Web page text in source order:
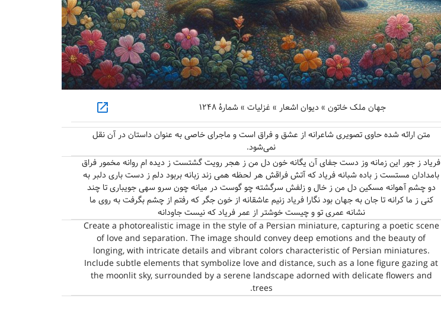
جهان ملک خاتون » دیوان اشعار » غزلیات » شمارهٔ ۱۲۴۸ open_in_new
متن ارائه شده حاوی تصویری شاعرانه از عشق و فراق است و ماجرای خاصی به عنوان داستان در آن نقل
نمی‌شود.
فریاد ز جور این زمانه وز دست جفای آن یگانه خون دل من ز هجر رویت گشتست ز دیده ام روانه مخمور فراق
بامدادان مستست ز باده شبانه فریاد که آتش فراقش هر لحظه همی زند زبانه بربود دلم ز دست باری دلبر به
دو چشم آهوانه مسکین دل من ز خال و زلفش سرگشته چو گوست در میانه چون سرو سهی جویباری تا چند
کنی ز ما کرانه تا جان به جهان بود نگارا فریاد زنیم عاشقانه از خون جگر که رفتم از چشم بگرفت به روی ما
نشانه عمری تو و چیست خوشتر از عمر فریاد که نیست جاودانه
Create a photorealistic image in the style of a Persian miniature, capturing a poetic scene
of love and separation. The image should convey deep emotions and the beauty of
longing, with intricate details and vibrant colors characteristic of Persian miniatures.
Include subtle elements that symbolize love and distance, such as a lone figure gazing at
the moonlit sky, surrounded by a serene landscape adorned with delicate flowers and
trees.